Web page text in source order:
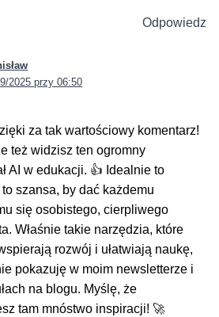
Odpowiedz
2025 przy 06:50
za tak wartościowy komentarz!
też widzisz ten ogromny
AI w edukacji. 👍 Idealnie to
to szansa, by dać każdemu
się osobistego, cierpliwego
Właśnie takie narzędzia, które
rozwój i ułatwiają naukę,
pokazuję w moim newsletterze i
na blogu. Myślę, że
tam mnóstwo inspiracji! 🚀